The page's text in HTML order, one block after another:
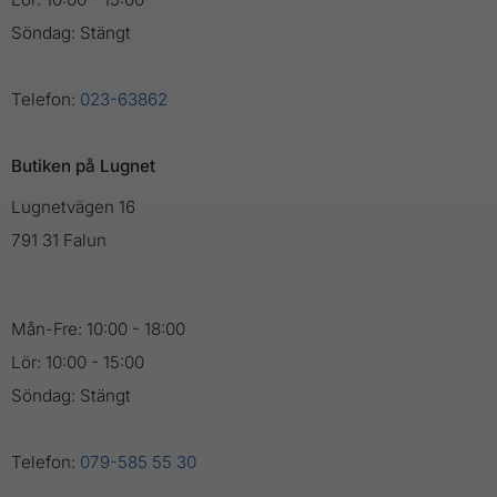
Söndag: Stängt
Telefon: 023-63862
Butiken på Lugnet
Lugnetvägen 16
791 31 Falun
Mån-Fre: 10:00 - 18:00
Lör: 10:00 - 15:00
Söndag: Stängt
Telefon: 079-585 55 30